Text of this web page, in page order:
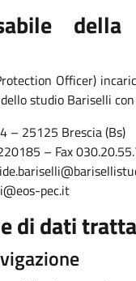
Officer)
studio Bariselli
– 25125 Brescia (Bs)
– Fax
pec.it
di dati